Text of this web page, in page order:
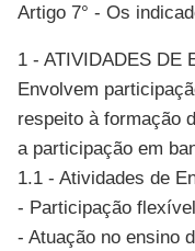
Artigo 7° - Os
1 - ATIVIDADES DE
Envolvem
respeito à formação
a participação em
1.1 - Atividades de
- Participação
- Atuação no ensino